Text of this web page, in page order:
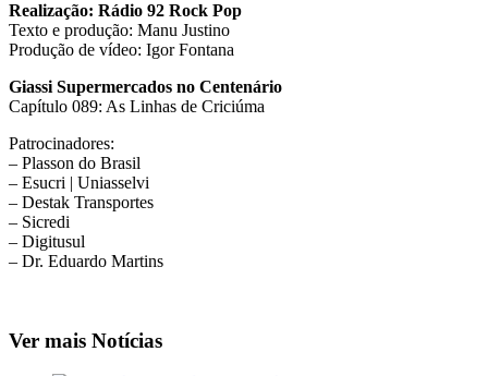
Realização: Rádio 92 Rock Pop
Texto e produção: Manu Justino
Produção de vídeo: Igor Fontana
Giassi Supermercados no Centenário
Capítulo 089: As Linhas de Criciúma
Patrocinadores:
– Plasson do Brasil
– Esucri | Uniasselvi
– Destak Transportes
– Sicredi
– Digitusul
– Dr. Eduardo Martins
Ver mais Notícias